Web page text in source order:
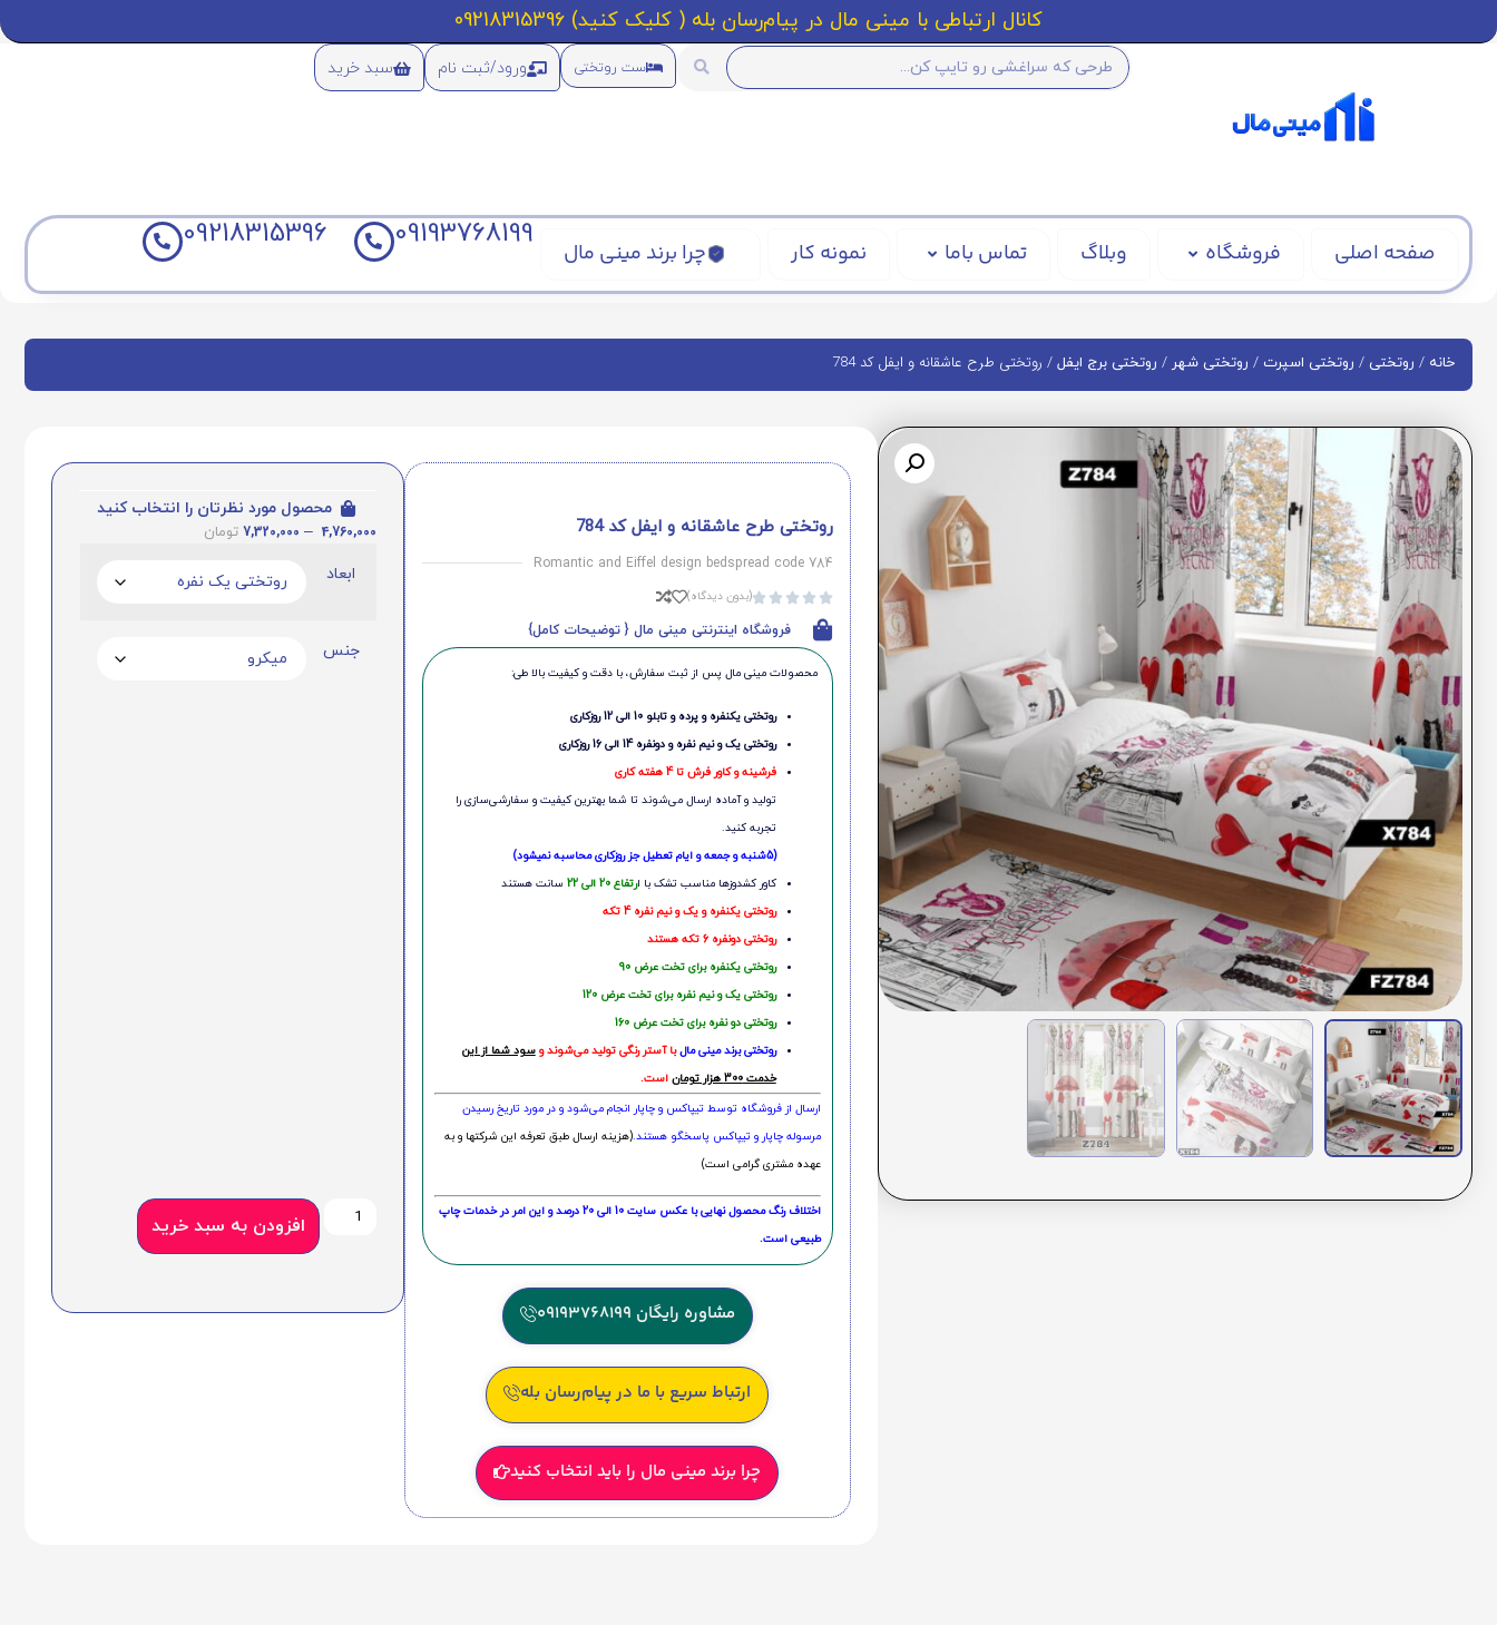
کانال ارتباطی با مینی مال در پیام‌رسان بله ( کلیک کنید) 09218315396
ست روتختی ورود/ثبت نام سبد خرید
صفحه اصلی فروشگاه وبلاگ تماس باما نمونه کار چرا برند مینی مال
09193768199
09218315396
خانه / روتختی / روتختی اسپرت / روتختی شهر/ روتختی برج ایفل / روتختی طرح عاشقانه و ایفل کد 784
روتختی طرح عاشقانه و ایفل کد 784
Romantic and Eiffel design bedspread code 784




(بدون دیدگاه)
فروشگاه اینترنتی مینی مال { توضیحات کامل}
محصولات مینی‌ مال پس از ثبت سفارش، با دقت و کیفیت بالا طی:
روتختی یکنفره و پرده و تابلو 10 الی 12 روزکاری
روتختی یک و نیم نفره و دونفره 14 الی 16 روزکاری
فرشینه و کاور فرش تا 4 هفته کاری
تولید و آماده ارسال می‌شوند تا شما بهترین کیفیت و سفارشی‌سازی را
تجربه کنید.
(5شنبه و جمعه و ایام تعطیل جز روزکاری محاسبه نمیشود)
کاور کشدوزها مناسب تشک با ارتفاع 20 الی 22
سانت هستند
روتختی یکنفره و یک و نیم نفره 4 تکه
روتختی دونفره 6 تکه هستند
روتختی یکنفره برای تخت عرض 90
روتختی یک و نیم نفره برای تخت عرض 120
روتختی دو نفره برای تخت عرض 160
روتختی‌ برند مینی مالبا آستر رنگی تولید می‌شوند وسود شما از این
خدمت 300 هزار تومان
است.
ارسال از فروشگاه توسط تیپاکس و چاپار انجام می‌شود و در مورد تاریخ رسیدن
مرسوله چاپار و تیپاکس پاسخگو هستند.(هزینه ارسال طبق تعرفه این شرکتها و به
عهده مشتری گرامی است)
اختلاف رنگ محصول نهایی با عکس سایت 10 الی 20 درصد و این امر در خدمات چاپ
طبیعی است.
مشاوره رایگان 09193768199
ارتباط سریع با ما در پیام‌رسان بله
چرا برند مینی مال را باید انتخاب کنید
محصول مورد نظرتان را انتخاب کنید
4,760,000
–
7,320,000 تومان
ابعاد
جنس
افزودن به سبد خرید